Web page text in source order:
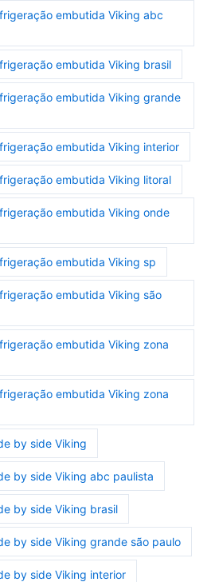
embutida Viking abc
embutida Viking brasil
embutida Viking grande
embutida Viking interior
embutida Viking litoral
embutida Viking onde
embutida Viking sp
embutida Viking são
embutida Viking zona
embutida Viking zona
by side Viking
by side Viking abc paulista
by side Viking brasil
by side Viking grande são paulo
by side Viking interior